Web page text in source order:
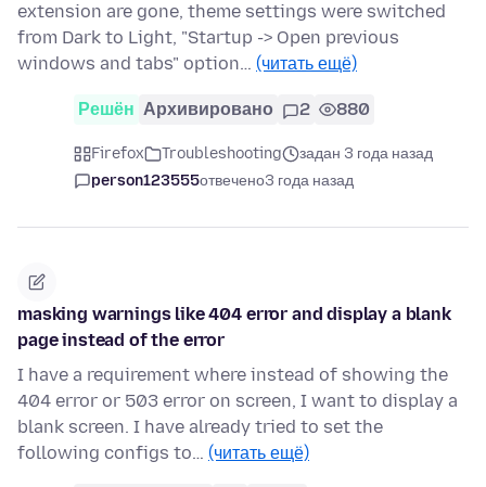
extension are gone, theme settings were switched
from Dark to Light, "Startup -> Open previous
windows and tabs" option… (читать ещё)
Решён Архивировано 2 880
Firefox Troubleshooting
задан 3 года назад
person123555отвечено3 года назад
masking warnings like 404 error and display a blank
page instead of the error
I have a requirement where instead of showing the
404 error or 503 error on screen, I want to display a
blank screen. I have already tried to set the
following configs to… (читать ещё)